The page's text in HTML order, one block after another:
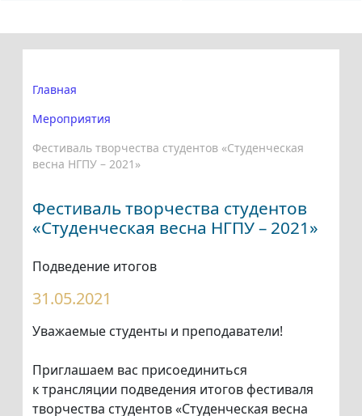
Главная
Мероприятия
Фестиваль творчества студентов «Студенческая
весна НГПУ – 2021»
Фестиваль творчества студентов
«Студенческая весна НГПУ – 2021»
Подведение итогов
31.05.2021
Уважаемые студенты и преподаватели!
Приглашаем вас присоединиться
к трансляции подведения итогов фестиваля
творчества студентов «Студенческая весна